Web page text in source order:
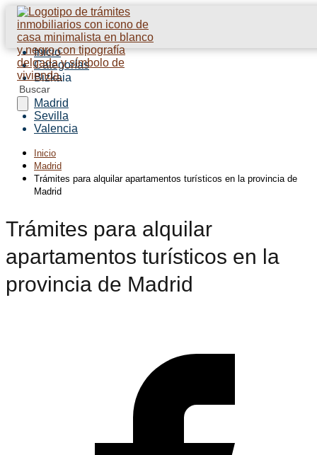
Inicio
Categorías
Bizkaia
Barcelona
Madrid
Sevilla
Valencia
Inicio
Madrid
Trámites para alquilar apartamentos turísticos en la provincia de
Madrid
Trámites para alquilar
apartamentos turísticos en la
provincia de Madrid